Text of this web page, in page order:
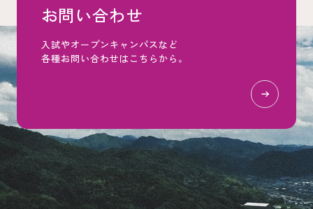
お問い合わせ
入試やオープンキャンパスなど
各種お問い合わせはこちらから。